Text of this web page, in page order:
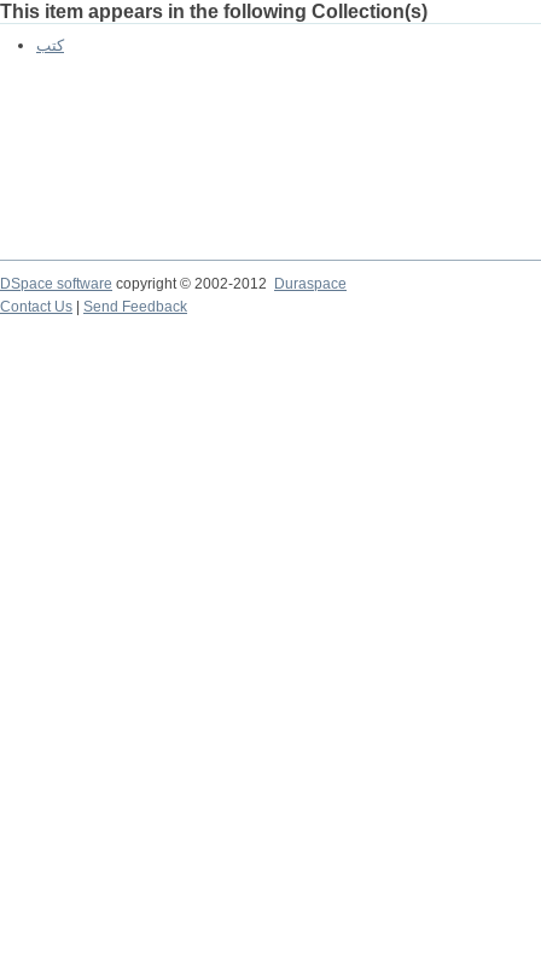
This item appears in the following Collection(s)
كتب
DSpace software copyright © 2002-2012
Duraspace
Contact Us
Send Feedback